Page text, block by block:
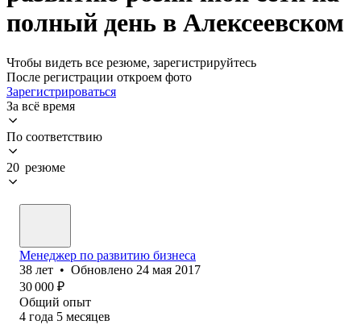
полный день в Алексеевском
Чтобы видеть все резюме, зарегистрируйтесь
После регистрации откроем фото
Зарегистрироваться
За всё время
По соответствию
20 резюме
Менеджер по развитию бизнеса
38 лет • Обновлено 24 мая 2017
30 000 ₽
Общий опыт
4 года 5 месяцев